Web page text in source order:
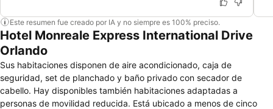
Este resumen fue creado por IA y no siempre es 100% preciso.
Hotel Monreale Express International Drive
Orlando
Sus habitaciones disponen de aire acondicionado, caja de
seguridad, set de planchado y baño privado con secador de
cabello. Hay disponibles también habitaciones adaptadas a
personas de movilidad reducida. Está ubicado a menos de cinco